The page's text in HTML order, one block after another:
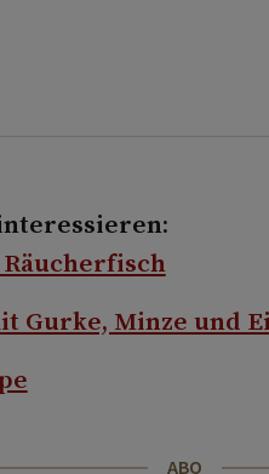
Gurke, Minze und Ei
ABO